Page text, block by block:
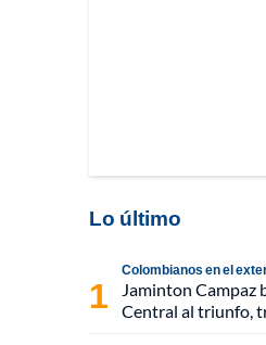
Lo último
Colombianos en el
Jaminton Campaz
Central al triunfo,